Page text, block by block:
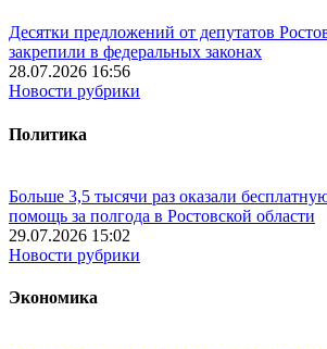
Десятки предложений от депутатов
закрепили в федеральных законах
28.07.2026 16:56
Новости рубрики
Политика
Больше 3,5 тысячи раз оказали
помощь за полгода в Ростовской области
29.07.2026 15:02
Новости рубрики
Экономика